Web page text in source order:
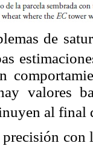
de
valores
al final
precisión